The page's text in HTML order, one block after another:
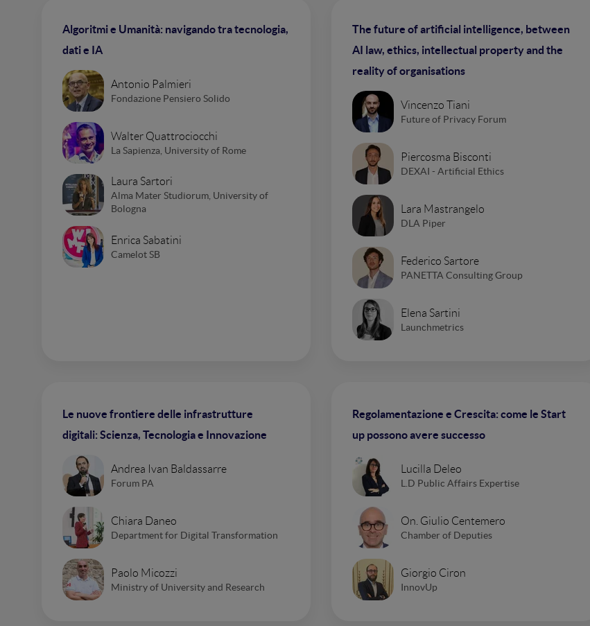
Algoritmi e Umanità: navigando tra tecnologia,
dati e IA
Antonio Palmieri
Fondazione Pensiero Solido
Walter Quattrociocchi
La Sapienza, University of Rome
Laura Sartori
Alma Mater Studiorum, University of
Bologna
Enrica Sabatini
Camelot SB
The future of artificial intelligence, between
AI law, ethics, intellectual property and the
reality of organisations
Vincenzo Tiani
Future of Privacy Forum
Piercosma Bisconti
DEXAI - Artificial Ethics
Lara Mastrangelo
DLA Piper
Federico Sartore
PANETTA Consulting Group
Elena Sartini
Launchmetrics
Le nuove frontiere delle infrastrutture
digitali: Scienza, Tecnologia e Innovazione
Andrea Ivan Baldassarre
Forum PA
Chiara Daneo
Department for Digital Transformation
Paolo Micozzi
Ministry of University and Research
Regolamentazione e Crescita: come le Start
up possono avere successo
Lucilla Deleo
L.D Public Affairs Expertise
On. Giulio Centemero
Chamber of Deputies
Giorgio Ciron
InnovUp